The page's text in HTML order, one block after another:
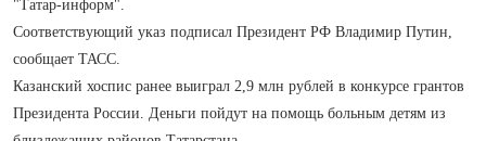
"Татар-информ".
Соответствующий указ подписал Президент РФ Владимир Путин,
сообщает ТАСС.
Казанский хоспис ранее выиграл 2,9 млн рублей в конкурсе грантов
Президента России. Деньги пойдут на помощь больным детям из